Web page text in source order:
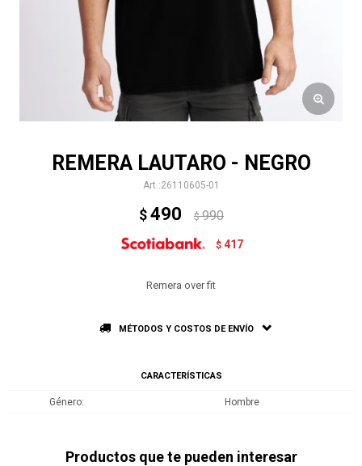
REMERA LAUTARO - NEGRO
26110605-01
$ 490 $ 990
$ 417
Remera over fit
MÉTODOS Y COSTOS DE ENVÍO
CARACTERÍSTICAS
Género Hombre
Productos que te pueden interesar